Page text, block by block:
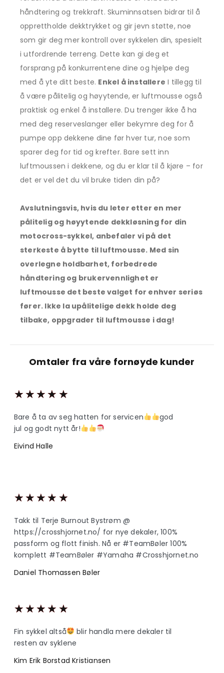
håndtering og trekkraft. Skuminnsatsen bidrar til å
opprettholde dekktrykket og gir jevn støtte, noe
som gir deg mer kontroll over sykkelen din, spesielt
i utfordrende terreng. Dette kan gi deg et
forsprang på konkurrentene dine og hjelpe deg
med å yte ditt beste. Enkel å installere I tillegg til
å være pålitelig og høyytende, er luftmousse også
praktisk og enkel å installere. Du trenger ikke å ha
med deg reserveslanger eller bekymre deg for å
pumpe opp dekkene dine før hver tur, noe som
sparer deg for tid og krefter. Bare sett inn
luftmoussen i dekkene, og du er klar til å kjøre – for
det er vel det du vil bruke tiden din på?
Avslutningsvis, hvis du leter etter en mer
pålitelig og høyytende dekkløsning for din
motocross-sykkel, anbefaler vi på det
sterkeste å bytte til luftmousse. Med sin
overlegne holdbarhet, forbedrede
håndtering og brukervennlighet er
luftmousse det beste valget for enhver seriøs
fører. Ikke la upålitelige dekk holde deg
tilbake, oppgrader til luftmousse i dag!
Omtaler fra våre fornøyde kunder
★ ★ ★ ★ ★
Bare å ta av seg hatten for servicen
god
jul og godt nytt år!
Eivind Halle
★ ★ ★ ★ ★
Takk til Terje Burnout Bystrøm @
https://crosshjornet.no/ for nye dekaler, 100%
passform og flott finish. Nå er #TeamBøler 100%
komplett #TeamBøler #Yamaha #Crosshjornet.no
Daniel Thomassen Bøler
★ ★ ★ ★ ★
Fin sykkel altså
blir handla mere dekaler til
resten av syklene
Kim Erik Borstad Kristiansen